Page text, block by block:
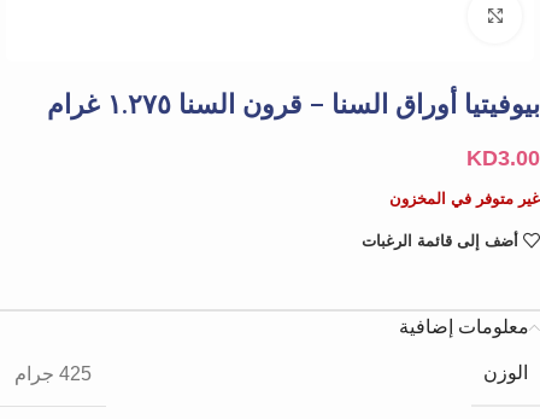
بيوفيتيا أوراق السنا – قرون السنا ١.٢٧٥ غرام
KD3.00
غير متوفر في المخزون
أضف إلى قائمة الرغبات
معلومات إضافية
الوزن 425 جرام